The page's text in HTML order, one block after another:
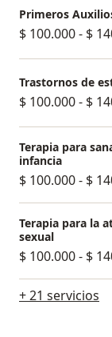
Primeros
$ 100.000 - $
Trastornos de
$ 100.000 - $
Terapia para
infancia
$ 100.000 - $
Terapia para la
sexual
$ 100.000 - $
+ 21 servicios